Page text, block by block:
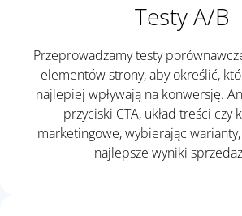
Testy A/B
Przeprowadzamy testy
elementów strony, aby określić,
najlepiej wpływają na konwersję.
przyciski CTA, układ treści czy
marketingowe, wybierając
najlepsze wyniki